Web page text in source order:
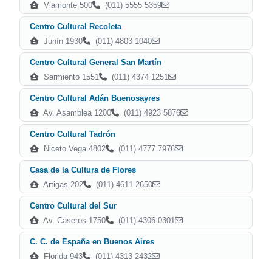
Viamonte 500
(011) 5555 5359
Centro Cultural Recoleta
Junín 1930
(011) 4803 1040
Centro Cultural General San Martín
Sarmiento 1551
(011) 4374 1251
Centro Cultural Adán Buenosayres
Av. Asamblea 1200
(011) 4923 5876
Centro Cultural Tadrón
Niceto Vega 4802
(011) 4777 7976
Casa de la Cultura de Flores
Artigas 202
(011) 4611 2650
Centro Cultural del Sur
Av. Caseros 1750
(011) 4306 0301
C. C. de España en Buenos Aires
Florida 943
(011) 4313 2432